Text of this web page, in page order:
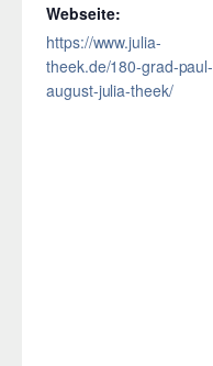
Webseite:
https://www.julia-
theek.de/180-grad-paul-
august-julia-theek/